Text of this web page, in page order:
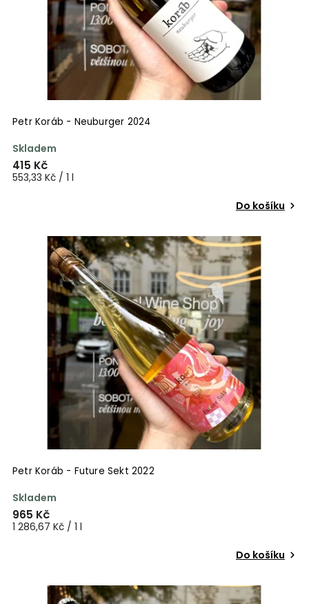
Petr Koráb - Neuburger 2024
Skladem
415 Kč
553,33 Kč / 1 l
Do košíku
Petr Koráb - Future Sekt 2022
Skladem
965 Kč
1 286,67 Kč / 1 l
Do košíku